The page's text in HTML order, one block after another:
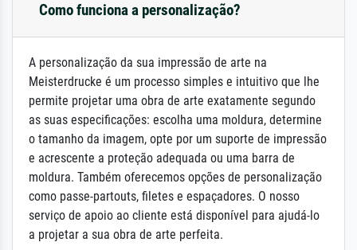
Como funciona a personalização?
A personalização da sua impressão de arte na
Meisterdrucke é um processo simples e intuitivo que lhe
permite projetar uma obra de arte exatamente segundo
as suas especificações: escolha uma moldura, determine
o tamanho da imagem, opte por um suporte de impressão
e acrescente a proteção adequada ou uma barra de
moldura. Também oferecemos opções de personalização
como passe-partouts, filetes e espaçadores. O nosso
serviço de apoio ao cliente está disponível para ajudá-lo
a projetar a sua obra de arte perfeita.